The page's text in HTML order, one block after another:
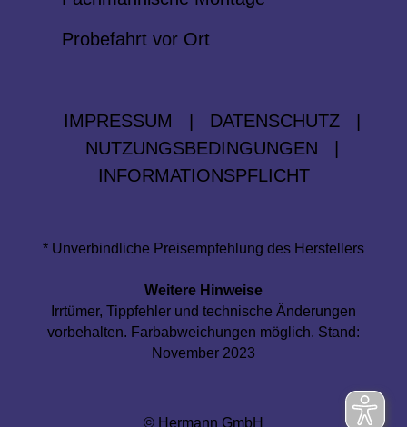
Probefahrt vor Ort
IMPRESSUM DATENSCHUTZ
NUTZUNGSBEDINGUNGEN
INFORMATIONSPFLICHT
* Unverbindliche Preisempfehlung des Herstellers
Weitere Hinweise
Irrtümer, Tippfehler und technische Änderungen
vorbehalten. Farbabweichungen möglich. Stand:
November 2023
© Hermann GmbH